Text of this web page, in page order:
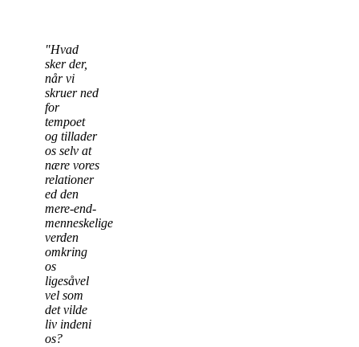
"Hvad
sker der,
når vi
skruer ned
for
tempoet
og tillader
os selv at
nære vores
relationer
ed den
mere-end-
menneskelige
verden
omkring
os
ligesåvel
vel som
det vilde
liv indeni
os?